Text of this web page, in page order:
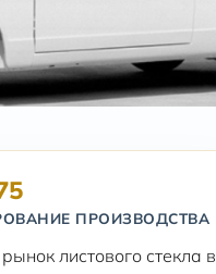
ПРОИЗВОДСТВА
листового стекла в